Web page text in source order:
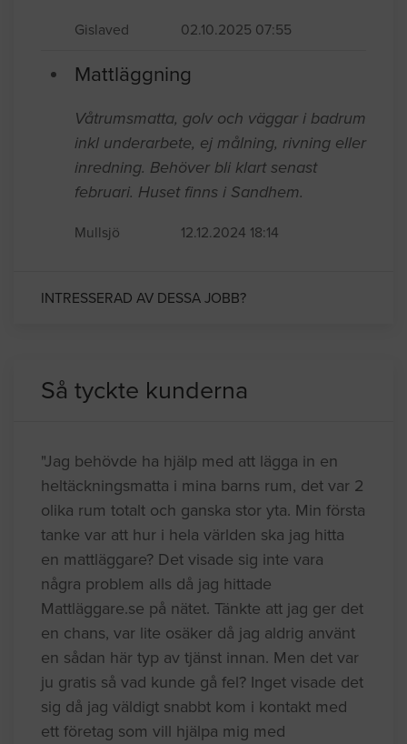
Gislaved 02.10.2025 07:55
Mattläggning
Våtrumsmatta, golv och väggar i badrum
inkl underarbete, ej målning, rivning eller
inredning. Behöver bli klart senast
februari. Huset finns i Sandhem.
Mullsjö 12.12.2024 18:14
INTRESSERAD AV DESSA JOBB?
Så tyckte kunderna
"Jag behövde ha hjälp med att lägga in en
heltäckningsmatta i mina barns rum, det var 2
olika rum totalt och ganska stor yta. Min första
tanke var att hur i hela världen ska jag hitta
en mattläggare? Det visade sig inte vara
några problem alls då jag hittade
Mattläggare.se på nätet. Tänkte att jag ger det
en chans, var lite osäker då jag aldrig använt
en sådan här typ av tjänst innan. Men det var
ju gratis så vad kunde gå fel? Inget visade det
sig då jag väldigt snabbt kom i kontakt med
ett företag som vill hjälpa mig med